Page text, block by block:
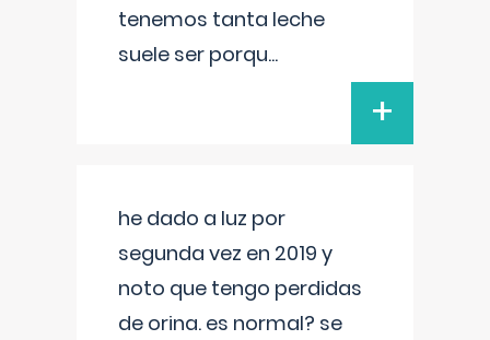
tenemos tanta leche
suele ser porqu...
+
he dado a luz por
segunda vez en 2019 y
noto que tengo perdidas
de orina. es normal? se